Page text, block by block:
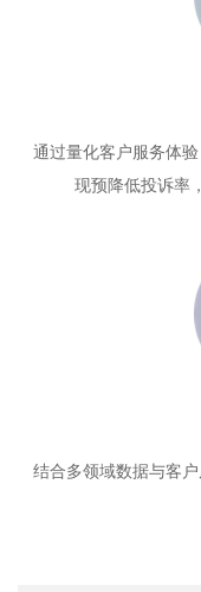
通过量化客户服务体
现预降低投诉率
结合多领域数据与客